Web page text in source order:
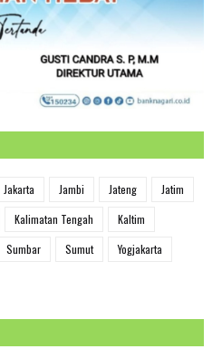
Jakarta Jambi Jateng
Jatim
Kalimatan Tengah
Kaltim
Sumbar Sumut
Yogjakarta